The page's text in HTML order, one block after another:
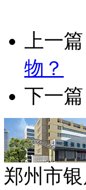
上一篇
物？
下一篇
郑州市